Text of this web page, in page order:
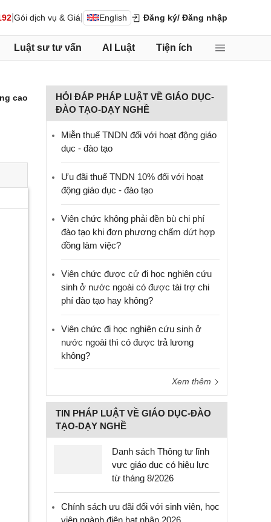
Gói dịch vụ & Giá English Đăng ký/ Đăng nhập
Luật sư tư vấn AI Luật Tiện ích
cao
HỎI ĐÁP PHÁP LUẬT VỀ GIÁO DỤC-
ĐÀO TẠO-DẠY NGHỀ
Miễn thuế TNDN đối với hoạt động giáo
dục - đào tạo
Ưu đãi thuế TNDN 10% đối với hoạt
động giáo dục - đào tạo
Viên chức không phải đền bù chi phí
đào tạo khi đơn phương chấm dứt hợp
đồng làm việc?
Viên chức được cử đi học nghiên cứu
sinh ở nước ngoài có được tài trợ chi
phí đào tạo hay không?
Viên chức đi học nghiên cứu sinh ở
nước ngoài thì có được trả lương
không?
Xem thêm
TIN PHÁP LUẬT VỀ GIÁO DỤC-ĐÀO
TẠO-DẠY NGHỀ
Danh sách Thông tư lĩnh
vực giáo dục có hiệu lực
từ tháng 8/2026
Chính sách ưu đãi đối với sinh viên, học
viên ngành điện hạt nhân 2026